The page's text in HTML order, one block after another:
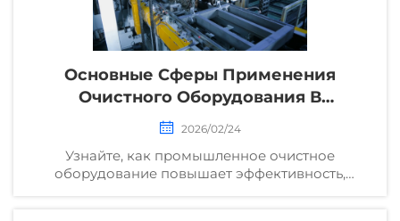
Основные Сферы Применения
Очистного Оборудования В
Производстве
2026/02/24
Узнайте, как промышленное очистное
оборудование повышает эффективность,